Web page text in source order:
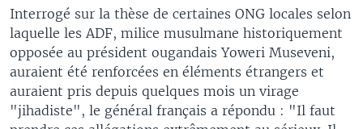
Interrogé sur la thèse de certaines ONG locales selon
laquelle les ADF, milice musulmane historiquement
opposée au président ougandais Yoweri Museveni,
auraient été renforcées en éléments étrangers et
auraient pris depuis quelques mois un virage
"jihadiste", le général français a répondu : "Il faut